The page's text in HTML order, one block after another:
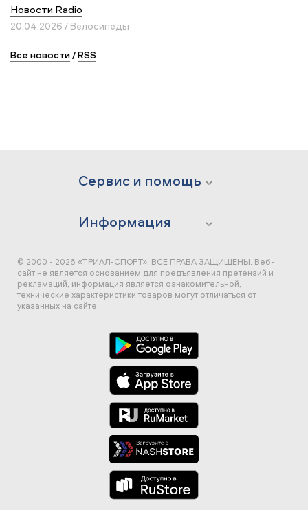
Новости Radio
20.04.2026 / Велосипеды
Все новости/RSS
Сервис и помощь
Информация
© 2000 - 2026 «ТРИАЛ-СПОРТ». ВСЕ ПРАВА ЗАЩИЩЕНЫ. Веб-
сайт не является основанием для предъявления претензий и
рекламаций, информация является ознакомительной,
технические характеристики товаров могут отличаться от
указанных на сайте.